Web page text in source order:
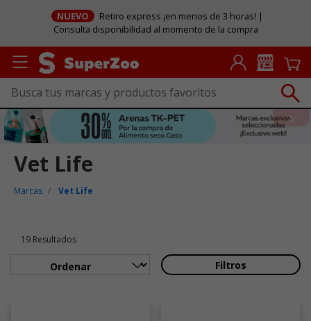
NUEVO
Retiro express ¡en menos de 3 horas! |
Consulta disponibilidad al momento de la compra
Vet Life
Marcas Vet Life
19 Resultados
Filtros